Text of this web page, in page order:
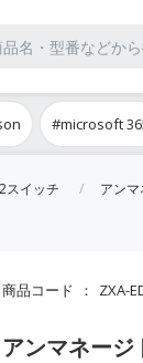
#microsoft
スイッチ アン
商品コード ZXA-
アンマネージ